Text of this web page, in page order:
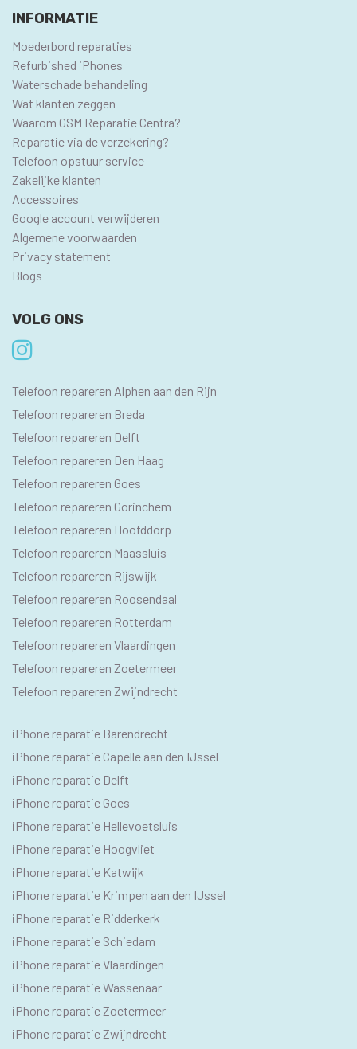
INFORMATIE
Moederbord reparaties
Refurbished iPhones
Waterschade behandeling
Wat klanten zeggen
Waarom GSM Reparatie Centra?
Reparatie via de verzekering?
Telefoon opstuur service
Zakelijke klanten
Accessoires
Google account verwijderen
Algemene voorwaarden
Privacy statement
Blogs
VOLG ONS
SEO
PAGINA'S
Telefoon repareren Alphen aan den Rijn
Telefoon repareren Breda
Telefoon repareren Delft
Telefoon repareren Den Haag
Telefoon repareren Goes
Telefoon repareren Gorinchem
Telefoon repareren Hoofddorp
Telefoon repareren Maassluis
Telefoon repareren Rijswijk
Telefoon repareren Roosendaal
Telefoon repareren Rotterdam
Telefoon repareren Vlaardingen
Telefoon repareren Zoetermeer
Telefoon repareren Zwijndrecht
IPHONE
SEO
TEKSTEN
iPhone reparatie Barendrecht
iPhone reparatie Capelle aan den IJssel
iPhone reparatie Delft
iPhone reparatie Goes
iPhone reparatie Hellevoetsluis
iPhone reparatie Hoogvliet
iPhone reparatie Katwijk
iPhone reparatie Krimpen aan den IJssel
iPhone reparatie Ridderkerk
iPhone reparatie Schiedam
iPhone reparatie Vlaardingen
iPhone reparatie Wassenaar
iPhone reparatie Zoetermeer
iPhone reparatie Zwijndrecht